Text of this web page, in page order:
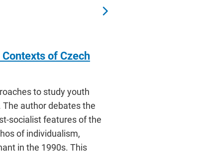
of Czech
to study youth
author debates the
socialist features of the
of individualism,
in the 1990s. This